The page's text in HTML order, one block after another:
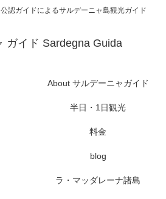
認ガイドによるサルデーニャ島観光ガイド
ガイド Sardegna Guida
About サルデーニャガイド
半日・1日観光
料金
blog
ラ・マッダレーナ諸島